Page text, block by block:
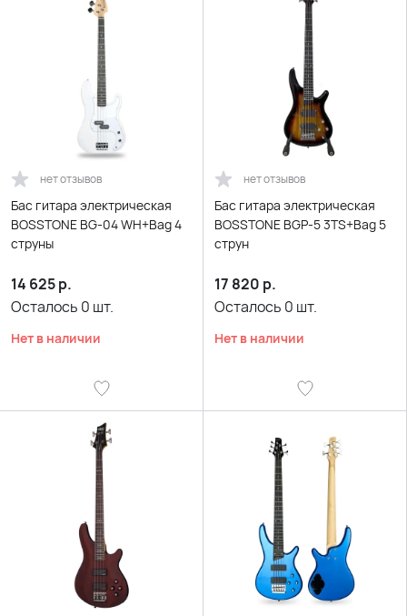
нет отзывов
Бас гитара электрическая
BOSSTONE BG-04 WH+Bag 4
струны
14 625р.
Осталось 0 шт.
Нет в наличии
нет отзывов
Бас гитара электрическая
BOSSTONE BGP-5 3TS+Bag 5
струн
17 820 р.
Осталось 0 шт.
Нет в наличии